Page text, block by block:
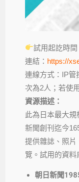
試用起訖時間
連結： https://
連線方式：IP管
次為2人；若使
資源描述：
此為日本最大
新聞創刊迄今
提供雜誌、照片
覽。試用的資料
朝日新聞